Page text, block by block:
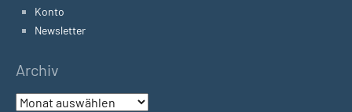
Konto
Newsletter
Archiv
Archiv